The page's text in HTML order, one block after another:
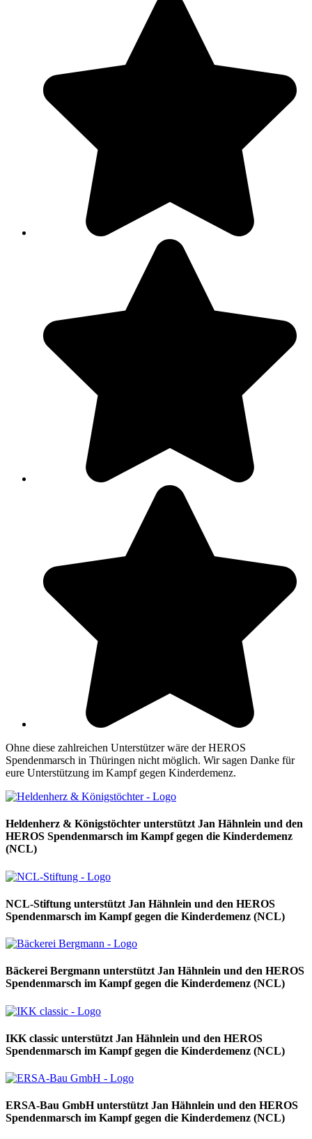
Ohne diese zahlreichen Unterstützer wäre der HEROS
Spendenmarsch in Thüringen nicht möglich. Wir sagen Danke für
eure Unterstützung im Kampf gegen Kinderdemenz.
Heldenherz & Königstöchter unterstützt Jan Hähnlein und den
HEROS Spendenmarsch im Kampf gegen die Kinderdemenz
(NCL)
NCL-Stiftung unterstützt Jan Hähnlein und den HEROS
Spendenmarsch im Kampf gegen die Kinderdemenz (NCL)
Bäckerei Bergmann unterstützt Jan Hähnlein und den HEROS
Spendenmarsch im Kampf gegen die Kinderdemenz (NCL)
IKK classic unterstützt Jan Hähnlein und den HEROS
Spendenmarsch im Kampf gegen die Kinderdemenz (NCL)
ERSA-Bau GmbH unterstützt Jan Hähnlein und den HEROS
Spendenmarsch im Kampf gegen die Kinderdemenz (NCL)